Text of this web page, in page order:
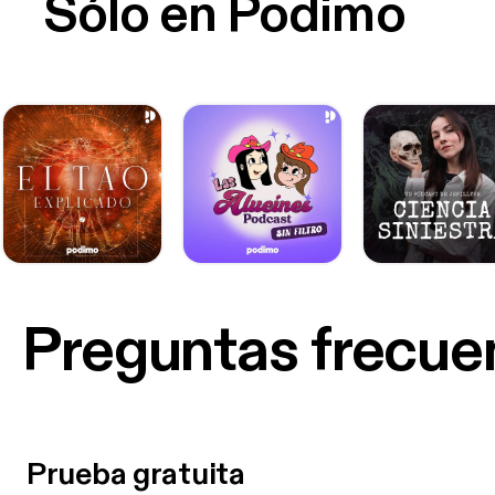
Sólo en Podimo
Preguntas
Prueba gratuita